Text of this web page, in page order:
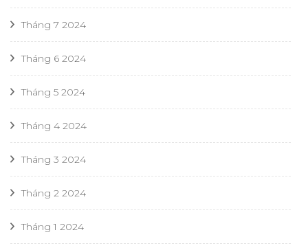
Tháng 7 2024
Tháng 6 2024
Tháng 5 2024
Tháng 4 2024
Tháng 3 2024
Tháng 2 2024
Tháng 1 2024